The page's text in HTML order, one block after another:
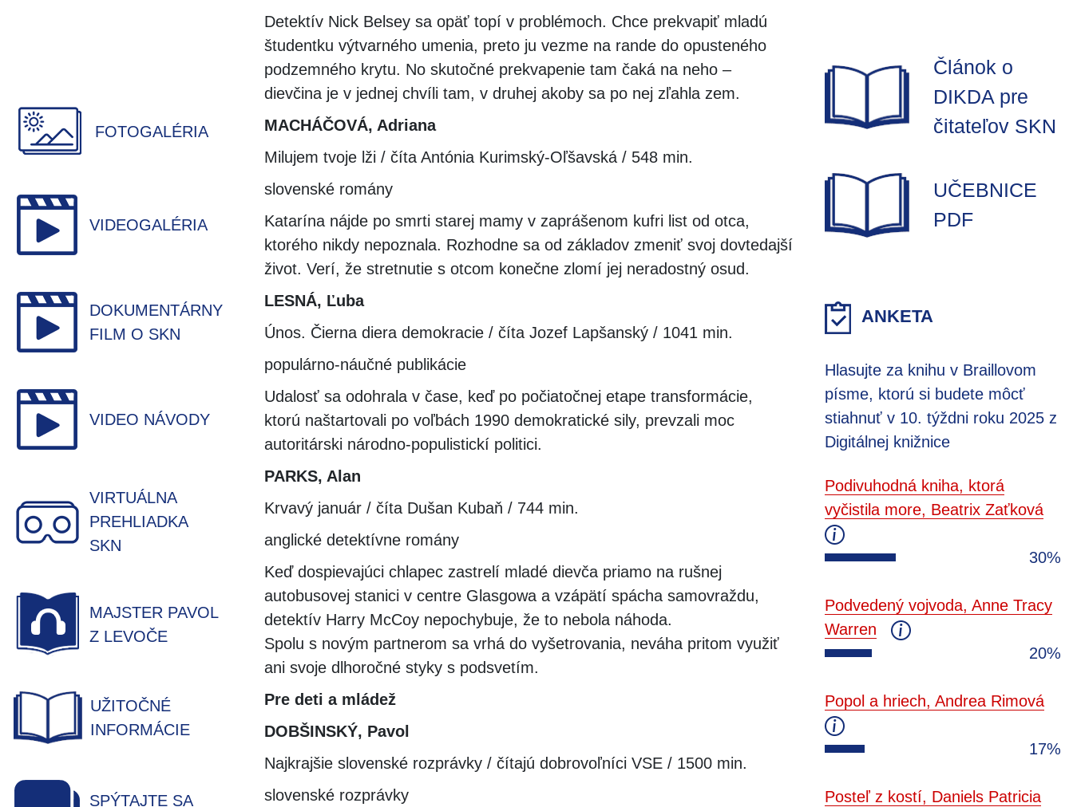
FOTOGALÉRIA
VIDEOGALÉRIA
DOKUMENTÁRNY
FILM O SKN
VIDEO NÁVODY
VIRTUÁLNA
PREHLIADKA
SKN
MAJSTER PAVOL
Z LEVOČE
UŽITOČNÉ
INFORMÁCIE
SPÝTAJTE SA
Detektív Nick Belsey sa opäť topí v problémoch. Chce prekvapiť mladú
študentku výtvarného umenia, preto ju vezme na rande do opusteného
podzemného krytu. No skutočné prekvapenie tam čaká na neho –
dievčina je v jednej chvíli tam, v druhej akoby sa po nej zľahla zem.
MACHÁČOVÁ, Adriana
Milujem tvoje lži / číta Antónia Kurimský-Oľšavská / 548 min.
slovenské romány
Katarína nájde po smrti starej mamy v zaprášenom kufri list od otca,
ktorého nikdy nepoznala. Rozhodne sa od základov zmeniť svoj dovtedajší
život. Verí, že stretnutie s otcom konečne zlomí jej neradostný osud.
LESNÁ, Ľuba
Únos. Čierna diera demokracie / číta Jozef Lapšanský / 1041 min.
populárno-náučné publikácie
Udalosť sa odohrala v čase, keď po počiatočnej etape transformácie,
ktorú naštartovali po voľbách 1990 demokratické sily, prevzali moc
autoritárski národno-populistickí politici.
PARKS, Alan
Krvavý január / číta Dušan Kubaň / 744 min.
anglické detektívne romány
Keď dospievajúci chlapec zastrelí mladé dievča priamo na rušnej
autobusovej stanici v centre Glasgowa a vzápätí spácha samovraždu,
detektív Harry McCoy nepochybuje, že to nebola náhoda.
Spolu s novým partnerom sa vrhá do vyšetrovania, neváha pritom využiť
ani svoje dlhoročné styky s podsvetím.
Pre deti a mládež
DOBŠINSKÝ, Pavol
Najkrajšie slovenské rozprávky / čítajú dobrovoľníci VSE / 1500 min.
slovenské rozprávky
Článok o
DIKDA pre
čitateľov SKN
UČEBNICE
PDF
ANKETA
Hlasujte za knihu v Braillovom
písme, ktorú si budete môcť
stiahnuť v 10. týždni roku 2025 z
Digitálnej knižnice
Podivuhodná kniha, ktorá
vyčistila more, Beatrix Zaťková
30%
Podvedený vojvoda, Anne Tracy
Warren
20%
Popol a hriech, Andrea Rimová
17%
Posteľ z kostí, Daniels Patricia